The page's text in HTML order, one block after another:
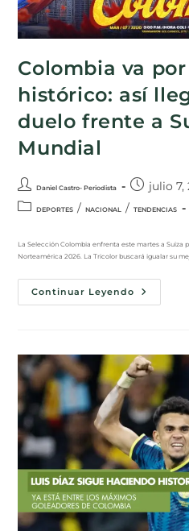
Colombia va
histórico: así
duelo frente a
Mundial
Daniel Castro- Periodista julio 7,
DEPORTES / NACIONAL / TENDENCIAS
La Selección Colombia enfrenta este martes a Suiza
Norteamérica 2026. La Tricolor buscará igualar su
Continuar Leyendo